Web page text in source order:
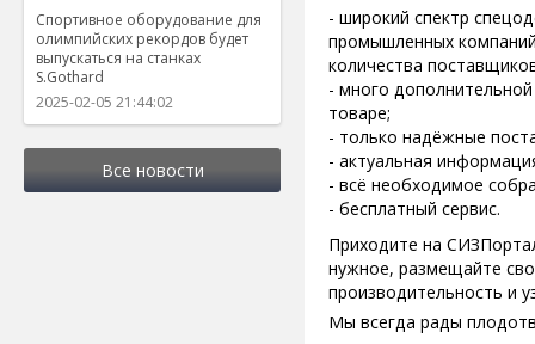
Спортивное оборудование для
олимпийских рекордов будет
выпускаться на станках
S.Gothard
2025-02-05 21:44:02
Все новости
- широкий спектр
промышленных
количества
- много
товаре;
- только надёжные
- актуальная
- всё необходимое
- бесплатный сервис.
Приходите на
нужное, размещайте
производительность и
Мы всегда рады